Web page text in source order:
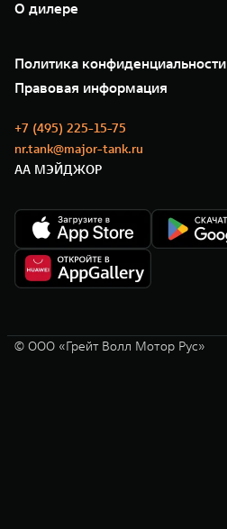
Корпоративным клиентам
Зарядные станции
Новые цифровые сервисы TANK
Сервис
Нулевое ТО
Моторные масла
О дилере
35 лет GWM
GWM ТЕХ ДЕНЬ
Новости
Политика конфиденциальности
Правовая информация
+7 (495) 225-15-75
nr.tank@major-tank.ru
АА МЭЙДЖОР
© ООО «Грейт Волл Мотор Рус»